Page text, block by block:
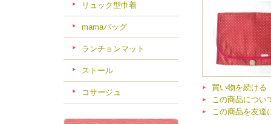
リュック型巾着
mamaバッグ
ランチョンマット
ストール
コサージュ
買い物を続ける
この商品につい
この商品を友達